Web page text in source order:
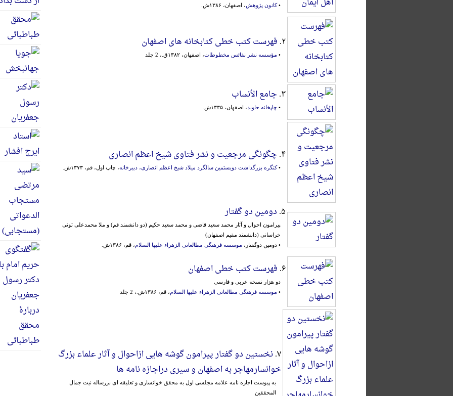
•کانون پژوهش، اصفهان، ۱۳۸۶ش.
۲. فهرست کتب خطی کتابخانه های اصفهان
• مؤسسه نشر نفائس مخطوطات، اصفهان، ۱۳۸۲ق.، 2 جلد
۳. جامع الأنساب
• چاپخانه جاوید ، اصفهان، ۱۳۳۵ش.
۴. چگونگی مرجعیت و نشر فتاوی شیخ اعظم انصاری
•کنگره بزرگداشت دویستمین سالگرد میلاد شیخ اعظم انصاری، دبیرخانه، چاپ اول، قم، ۱۳۷۳ش.
۵. دومین دو گفتار
پیرامون احوال و آثار محمد سعید قاضی و محمد سعید حکیم (دو دانشمند قم) و ملا محمدعلی تونی
خراسانی (دانشمند مقیم اصفهان)
• دومین دوگفتار، موسسه فرهنگی مطالعاتی الزهراء علیها السلام، قم، ۱۳۸۶ش.
۶. فهرست کتب خطی اصفهان
دو هزار نسخه عربی و فارسی
• موسسه فرهنگی مطالعاتی الزهراء علیها السلام، قم، ۱۳۸۶ش.، 2 جلد
۷. نخستین دو گفتار پیرامون گوشه هایی ازاحوال و آثار علماء بزرگ
خوانسارمهاجر به اصفهان و سیری دراجازه نامه ها
به پیوست اجازه نامه علامه مجلسی اول به محقق خوانساری و تعلیقه ای بررساله نیت جمال
المحققین